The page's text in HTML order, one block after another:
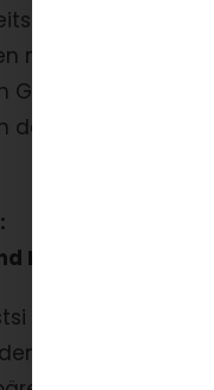
im Alten Bund
nach dem
Gott an Mose auf
der
Inspiration
kehrten die Hl.
Berg Zion, wo